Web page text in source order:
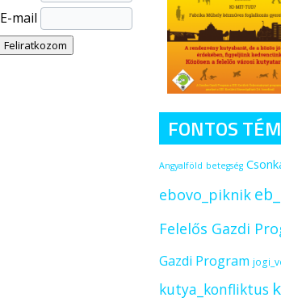
E-mail
FONTOS
Angyalföld betegség
ebovo_piknik
Felelős Gazdi
Gazdi Program
kutya_konfliktus